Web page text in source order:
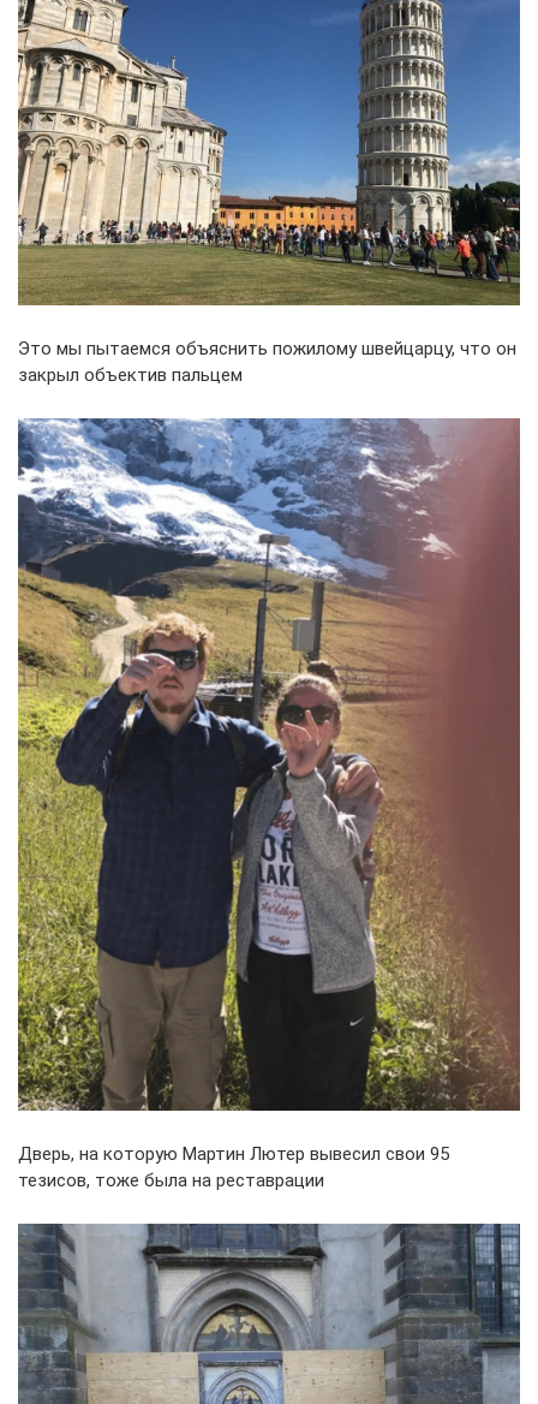
Это мы пытаемся объяснить пожилому швейцарцу, что он
закрыл объектив пальцем
Дверь, на которую Мартин Лютер вывесил свои 95
тезисов, тоже была на реставрации